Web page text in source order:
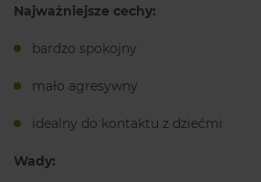
Najważniejsze cechy:
bardzo spokojny
mało agresywny
idealny do kontaktu z dziećmi
Wady: